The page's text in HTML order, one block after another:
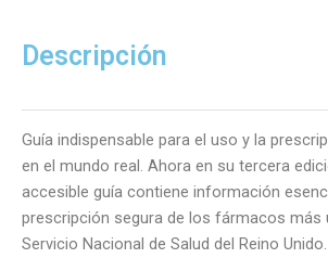
prescritos.
Farmacología
prescripción
práctica
cantidad
Descripción
Guía indispensable para el uso y la
en el mundo real. Ahora en su tercera
accesible guía contiene información
prescripción segura de los fármacos más
Servicio Nacional de Salud del Reino